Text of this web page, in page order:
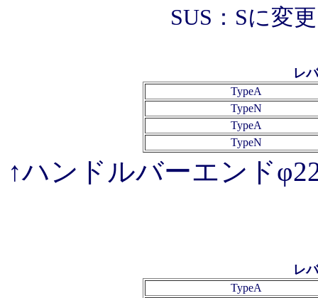
SUS：Sに変
レ
TypeA
TypeN
TypeA
TypeN
↑ハンドルバーエンド
レ
TypeA